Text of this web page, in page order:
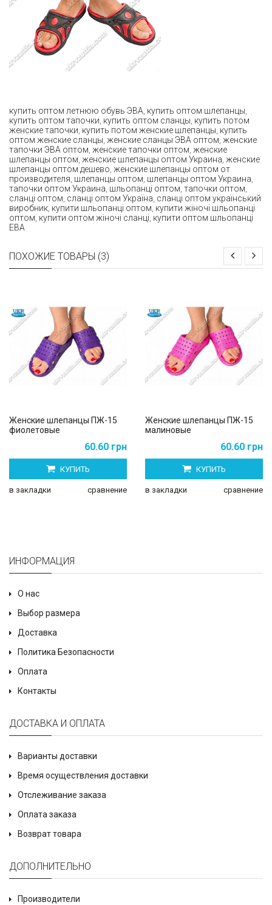
купить оптом летнюю обувь ЭВА купить оптом шлепанцы
купить оптом тапочки купить оптом сланцы купить потом
женские тапочки купить потом женские шлепанцы купить
оптом женские сланцы женские сланцы ЭВА оптом женские
тапочки ЭВА оптом женские тапочки оптом женские
шлепанцы оптом женские шлепанцы оптом Украина женские
шлепанцы оптом дешево женские шлепанцы оптом от
производителя шлепанцы оптом шлепанцы оптом Украина
тапочки оптом Украина шльопанці оптом тапочки оптом
сланці оптом сланці оптом Україна сланці оптом український
виробник купити шльопанці оптом купити жіночі шльопанці
оптом купити оптом жіночі сланці купити оптом шльопанці
ЕВА
ПОХОЖИЕ ТОВАРЫ (3)
Женские шлепанцы ПЖ-15
фиолетовые
60.60 грн
КУПИТЬ
в закладки сравнение
Женские шлепанцы ПЖ-15
малиновые
60.60 грн
КУПИТЬ
в закладки сравнение
ИНФОРМАЦИЯ
О нас
Выбор размера
Доставка
Политика Безопасности
Оплата
Контакты
ДОСТАВКА И ОПЛАТА
Варианты доставки
Время осуществления доставки
Отслеживание заказа
Оплата заказа
Возврат товара
ДОПОЛНИТЕЛЬНО
Производители